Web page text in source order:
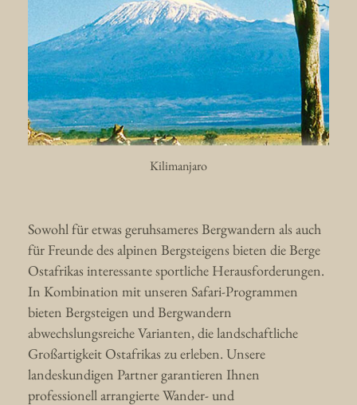
Kilimanjaro
Sowohl für etwas geruhsameres Bergwandern als auch
für Freunde des alpinen Bergsteigens bieten die Berge
Ostafrikas interessante sportliche Herausforderungen.
In Kombination mit unseren Safari-Programmen
bieten Bergsteigen und Bergwandern
abwechslungsreiche Varianten, die landschaftliche
Großartigkeit Ostafrikas zu erleben. Unsere
landeskundigen Partner garantieren Ihnen
professionell arrangierte Wander- und